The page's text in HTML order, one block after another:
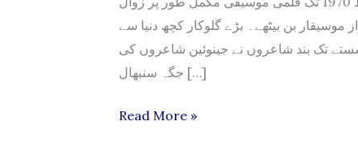
بن بیٹھے۔ بڑے گلوکار کچھ دنیا سے
تک بند شاعروں نے جینوئین شاعروں کی
جگہ سنبھال […]
MERA
Read More »